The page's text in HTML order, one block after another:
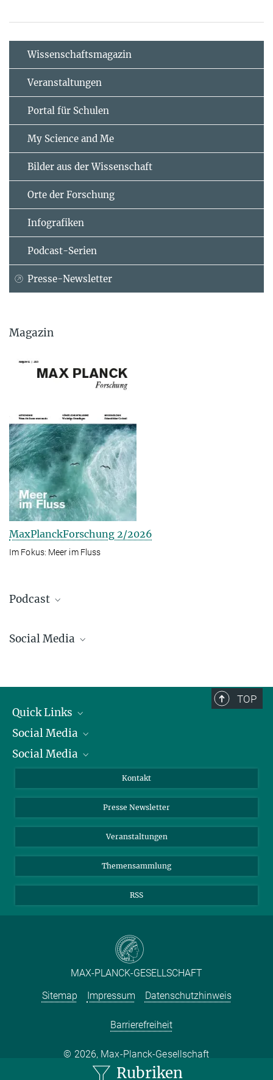
Wissenschaftsmagazin
Veranstaltungen
Portal für Schulen
My Science and Me
Bilder aus der Wissenschaft
Orte der Forschung
Infografiken
Podcast-Serien
Presse-Newsletter
Magazin
MaxPlanckForschung 2/2026
Im Fokus: Meer im Fluss
Podcast
Drei Rätsel der Ozeane
19. JUNI 2026
und Meereströmungen im Atlantik zeigen neue Einblicke in die
komplexen biologischen, sozialen und klimatischen Gefüge unserer
Social Media
Mastodon
TikTok
Youtube
Rubriken
TOP
Quick Links
Präsident
Zahlen und Fakten
Meldestelle Fehlverhalten
Social Media
Bluesky
TikTok
Social Media
Instagram
YouTube
Kontakt
Presse Newsletter
Veranstaltungen
Themensammlung
RSS
MAX-PLANCK-GESELLSCHAFT
Sitemap
Impressum Datenschutzhinweis
Barrierefreiheit
2026, Max-Planck-Gesellschaft